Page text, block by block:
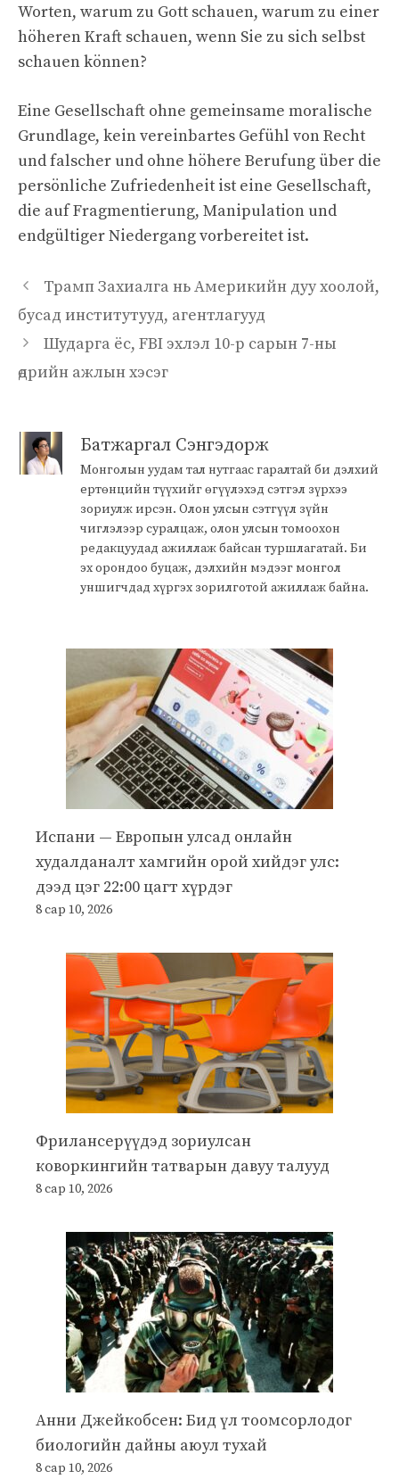
Worten, warum zu Gott schauen, warum zu einer
höheren Kraft schauen, wenn Sie zu sich selbst
schauen können?
Eine Gesellschaft ohne gemeinsame moralische
Grundlage, kein vereinbartes Gefühl von Recht
und falscher und ohne höhere Berufung über die
persönliche Zufriedenheit ist eine Gesellschaft,
die auf Fragmentierung, Manipulation und
endgültiger Niedergang vorbereitet ist.
Трамп Захиалга нь Америкийн дуу хоолой,
бусад институтууд, агентлагууд
Шударга ёс, FBI эхлэл 10-р сарын 7-ны
өдрийн ажлын хэсэг
Батжаргал Сэнгэдорж
Монголын уудам тал нутгаас гаралтай би дэлхий
ертөнцийн түүхийг өгүүлэхэд сэтгэл зүрхээ
зориулж ирсэн. Олон улсын сэтгүүл зүйн
чиглэлээр суралцаж, олон улсын томоохон
редакцуудад ажиллаж байсан туршлагатай. Би
эх орондоо буцаж, дэлхийн мэдээг монгол
уншигчдад хүргэх зорилготой ажиллаж байна.
Испани — Европын улсад онлайн
худалданалт хамгийн орой хийдэг улс:
дээд цэг 22:00 цагт хүрдэг
8 сар 10, 2026
Фрилансерүүдэд зориулсан
коворкингийн татварын давуу талууд
8 сар 10, 2026
Анни Джейкобсен: Бид үл тоомсорлодог
биологийн дайны аюул тухай
8 сар 10, 2026